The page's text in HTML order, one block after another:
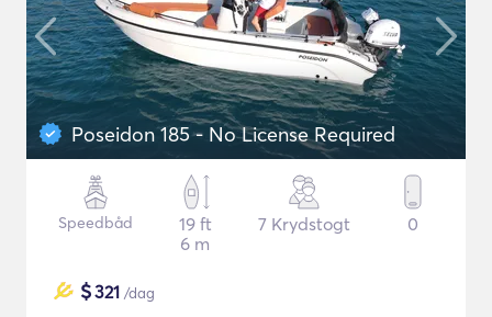
Poseidon 185 - No License Required
Speedbåd
19 ft
6 m
7 Krydstogt 0
$321 /dag